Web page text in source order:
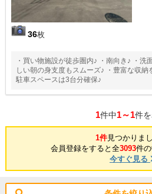
36枚
・買い物施設が徒歩圏内♪ ・南向き♪ ・洗
しい朝の身支度もスムーズ♪ ・豊富な収納
駐車スペースは3台分確保♪
1件中1～1件
1件見つかりま
会員登録をすると全3093件
今すぐ見る